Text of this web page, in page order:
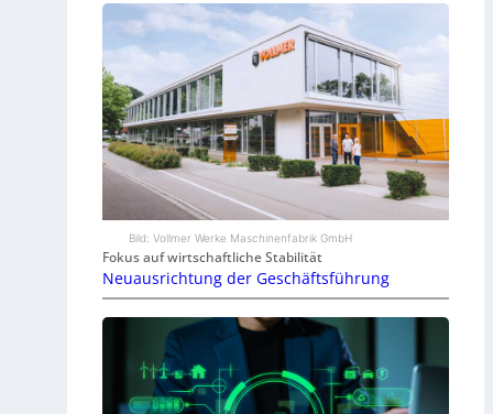
Bild: Vollmer Werke Maschinenfabrik GmbH
Fokus auf wirtschaftliche Stabilität
Neuausrichtung der Geschäftsführung